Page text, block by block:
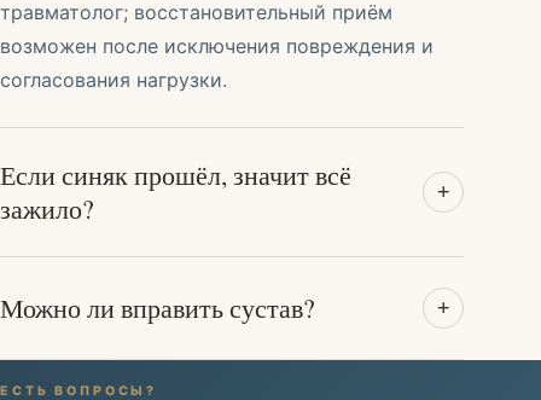
травматолог; восстановительный приём
возможен после исключения повреждения и
согласования нагрузки.
Если синяк прошёл, значит всё
зажило?
+
Можно ли вправить сустав? +
ЕСТЬ ВОПРОСЫ?